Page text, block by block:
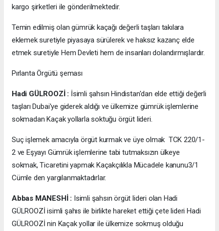
kargo şirketleri ile gönderilmektedir.
Temin edilmiş olan gümrük kaçağı değerli taşları takılara
eklemek suretiyle piyasaya sürülerek ve haksız kazanç elde
etmek suretiyle Hem Devleti hem de insanları dolandırmışlardır.
Pırlanta Örgütü şeması
Hadi GÜLROOZİ : İsimli şahsın Hindistan'dan elde ettiği değerli
taşları Dubai'ye giderek aldığı ve ülkemize gümrük işlemlerine
sokmadan Kaçak yollarla soktuğu örgüt lideri.
Suç işlemek amacıyla örgüt kurmak ve üye olmak TCK 220/1-
2 ve Eşyayı Gümrük işlemlerine tabi tutmaksızın ülkeye
sokmak, Ticaretini yapmak Kaçakçılıkla Mücadele kanunu3/1
Cümle den yargılanmaktadırlar.
Abbas MANESHİ : Isimli şahsın örgüt lideri olan Hadi
GÜLROOZİ isimli şahıs ile birlikte hareket ettiği çete lideri Hadi
GÜLROOZİ nin Kaçak yollar ile ülkemize sokmuş olduğu